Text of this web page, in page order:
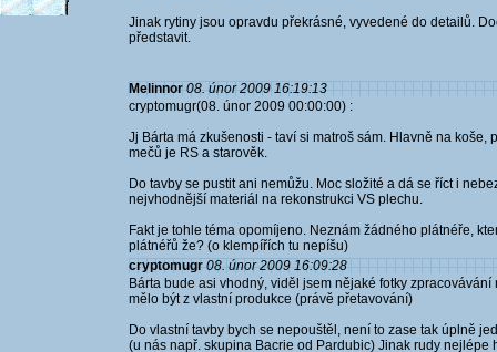
Jinak rytiny jsou opravdu překrásné, vyvedené do detailů.
představit.
Melinnor 08. únor 2009 16:19:13
cryptomugr(08. únor 2009 00:00:00) :
Jj Bárta má zkušenosti - taví si matroš sám. Hlavně na
mečů je RS a starověk.
Do tavby se pustit ani nemůžu. Moc složité a dá se říct i
nejvhodnější materiál na rekonstrukci VS plechu.
Fakt je tohle téma opomíjeno. Neznám žádného plátnéře,
plátnéřů že? (o klempířích tu nepíšu)
cryptomugr 08. únor 2009 16:09:28
Bárta bude asi vhodný, viděl jsem nějaké fotky
mělo být z vlastní produkce (právě přetavování)
Do vlastní tavby bych se nepouštěl, není to zase tak úplně
(u nás např. skupina Bacrie od Pardubic) Jinak rudy nejlépe